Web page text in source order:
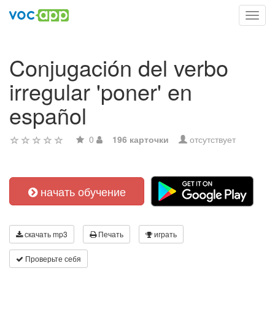
Conjugación del verbo
irregular 'poner' en
español
0 196 карточки отсутствует
начать обучение
скачать mp3 Печать играть
Проверьте себя